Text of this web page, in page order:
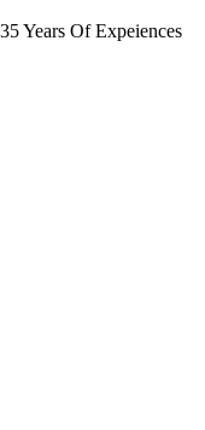
Years Of Expeiences